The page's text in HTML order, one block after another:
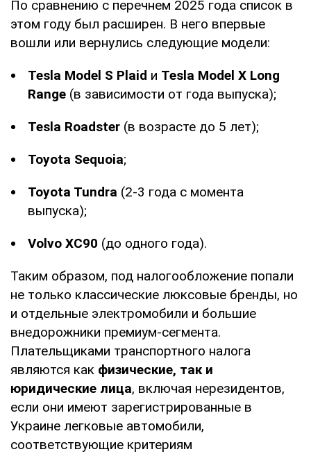
По сравнению с перечнем 2025 года список в
этом году был расширен. В него впервые
вошли или вернулись следующие модели:
Tesla Model S Plaid и Tesla Model X Long
Range (в зависимости от года выпуска);
Tesla Roadster (в возрасте до 5 лет);
Toyota Sequoia;
Toyota Tundra (2-3 года с момента
выпуска);
Volvo XC90 (до одного года).
Таким образом, под налогообложение попали
не только классические люксовые бренды, но
и отдельные электромобили и большие
внедорожники премиум-сегмента.
Плательщиками транспортного налога
являются как физические, так и
юридические лица, включая нерезидентов,
если они имеют зарегистрированные в
Украине легковые автомобили,
соответствующие критериям